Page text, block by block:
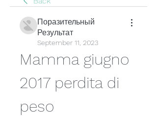
Поразительный
Результат
September 11, 2023
Mamma giugno
2017 perdita di
peso